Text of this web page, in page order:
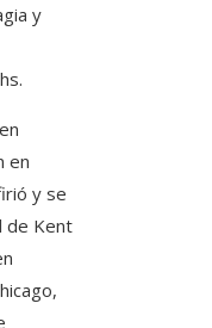
y
en
y se
de Kent